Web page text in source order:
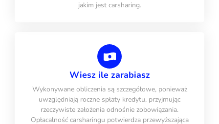
jakim jest carsharing.
Wiesz ile zarabiasz
Wykonywane obliczenia są szczegółowe, ponieważ
uwzględniają roczne spłaty kredytu, przyjmując
rzeczywiste założenia odnośnie zobowiązania.
Opłacalność carsharingu potwierdza przewyższająca